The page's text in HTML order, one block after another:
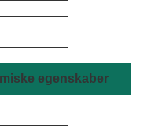
egenskaber